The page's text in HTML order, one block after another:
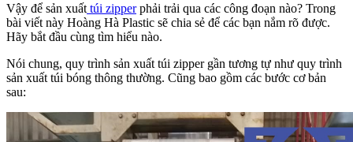
Vậy để sản xuất túi zipperphải trải qua các công đoạn nào? Trong
bài viết này Hoàng Hà Plastic sẽ chia sẻ để các bạn nắm rõ được.
Hãy bắt đầu cùng tìm hiểu nào.
Nói chung, quy trình sản xuất túi zipper gần tương tự như quy trình
sản xuất túi bóng thông thường. Cũng bao gồm các bước cơ bản
sau: